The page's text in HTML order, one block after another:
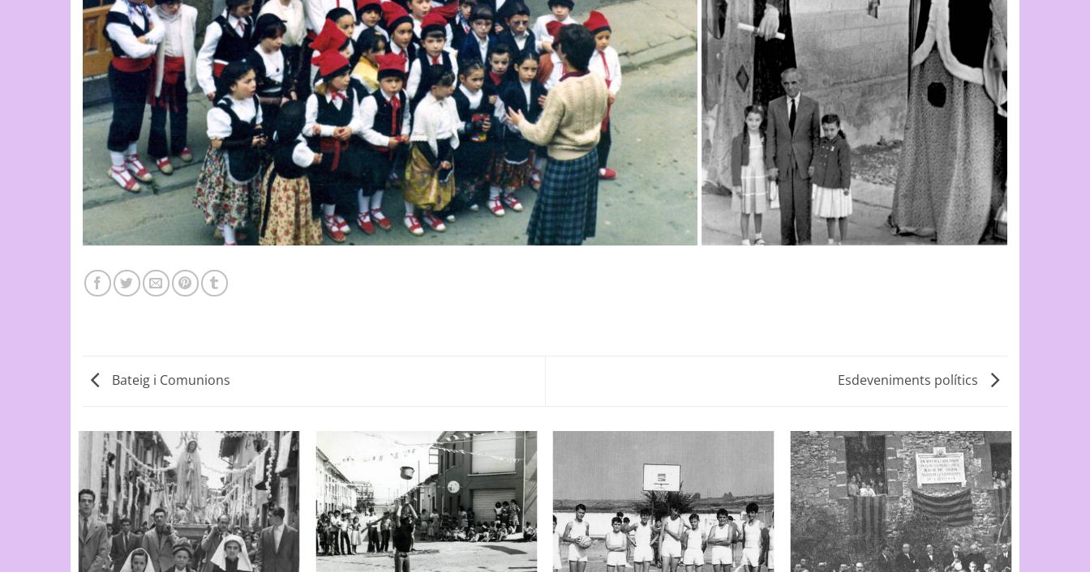
Bateig i Comunions Esdeveniments polítics